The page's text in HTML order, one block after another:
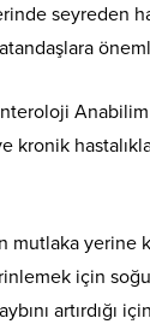
seyreden
kronik
mutlaka
için
artırdığı